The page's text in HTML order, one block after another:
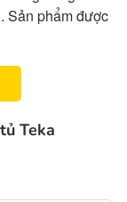
Sản phẩm được
Teka